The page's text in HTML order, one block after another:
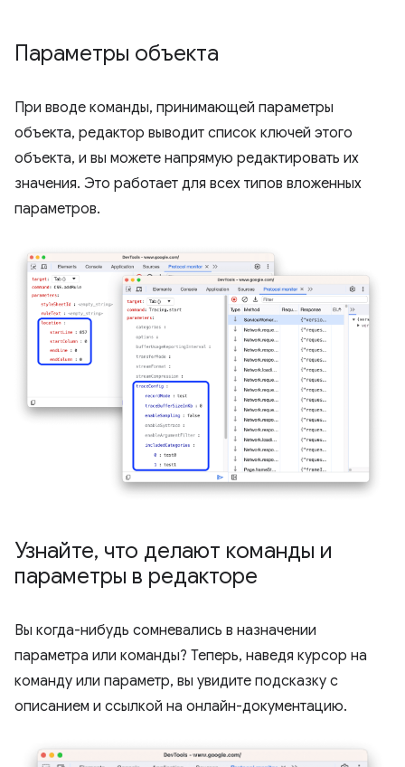
Параметры объекта
При вводе команды, принимающей параметры
объекта, редактор выводит список ключей этого
объекта, и вы можете напрямую редактировать их
значения. Это работает для всех типов вложенных
параметров.
Узнайте, что делают команды и
параметры в редакторе
Вы когда-нибудь сомневались в назначении
параметра или команды? Теперь, наведя курсор на
команду или параметр, вы увидите подсказку с
описанием и ссылкой на онлайн-документацию.